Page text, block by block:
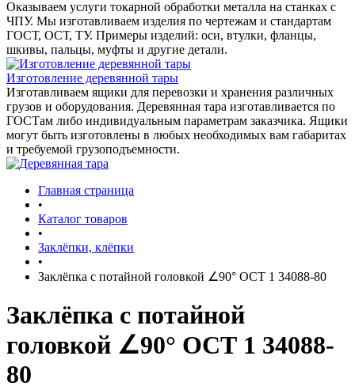
Оказываем услуги токарной обработки металла на станках с
ЧПУ. Мы изготавливаем изделия по чертежам и стандартам
ГОСТ, ОСТ, ТУ. Примеры изделий: оси, втулки, фланцы,
шкивы, пальцы, муфты и другие детали.
Изготовление деревянной тары
Изготавливаем ящики для перевозки и хранения различных
грузов и оборудования. Деревянная тара изготавливается по
ГОСТам либо индивидуальным параметрам заказчика. Ящики
могут быть изготовлены в любых необходимых вам габаритах
и требуемой грузоподъемности.
Главная страница
•
Каталог товаров
•
Заклёпки, клёпки
•
Заклёпка с потайной головкой ∠90° ОСТ 1 34088-80
Заклёпка с потайной
головкой ∠90° ОСТ 1 34088-
80